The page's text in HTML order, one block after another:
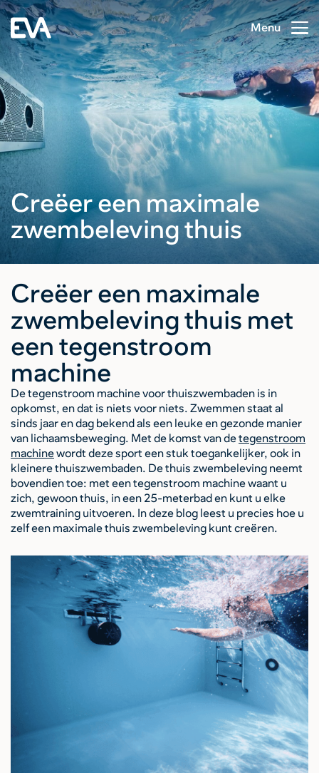
Menu
Creëer een maximale
zwembeleving thuis
Creëer een maximale
zwembeleving thuis met
een tegenstroom
machine
De tegenstroom machine voor thuiszwembaden is in
opkomst, en dat is niets voor niets. Zwemmen staat al
sinds jaar en dag bekend als een leuke en gezonde manier
van lichaamsbeweging. Met de komst van detegenstroom
machinewordt deze sport een stuk toegankelijker, ook in
kleinere thuiszwembaden. De thuis zwembeleving neemt
bovendien toe: met een tegenstroom machine waant u
zich, gewoon thuis, in een 25-meterbad en kunt u elke
zwemtraining uitvoeren. In deze blog leest u precies hoe u
zelf een maximale thuis zwembeleving kunt creëren.